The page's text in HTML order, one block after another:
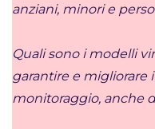
anziani, minori e
Quali sono i modelli
garantire e migliorare
monitoraggio, anche